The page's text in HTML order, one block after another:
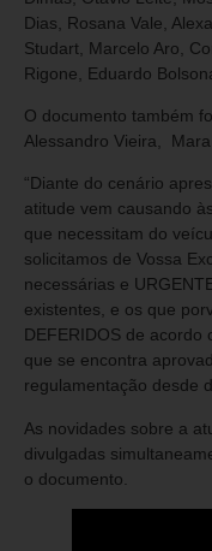
Dias, Rosana Vale,
Studart, Marcelo Aro,
Rigone, Eduardo
O documento também
Alessandro Vieira,
“Diante do cenário
atitude vem causando
que necessitam do
solicitamos de Vossa
necessárias e
existentes, e os que
DEFERIDOS de acordo
que se encontra
regulamentação desde
As novidades sobre a
divulgadas
o documento.